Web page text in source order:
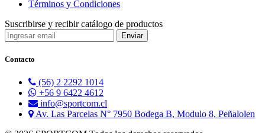
Términos y Condiciones
Suscribirse y recibir catálogo de productos
Contacto
(56) 2 2292 1014
+56 9 6422 4612
info@sportcom.cl
Av. Las Parcelas N° 7950 Bodega B, Modulo 8, Peñalolen